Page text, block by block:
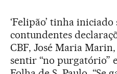
‘Felipão’ tinha iniciado
contundentes
CBF, José Maria Marin,
sentir “no purgatório”